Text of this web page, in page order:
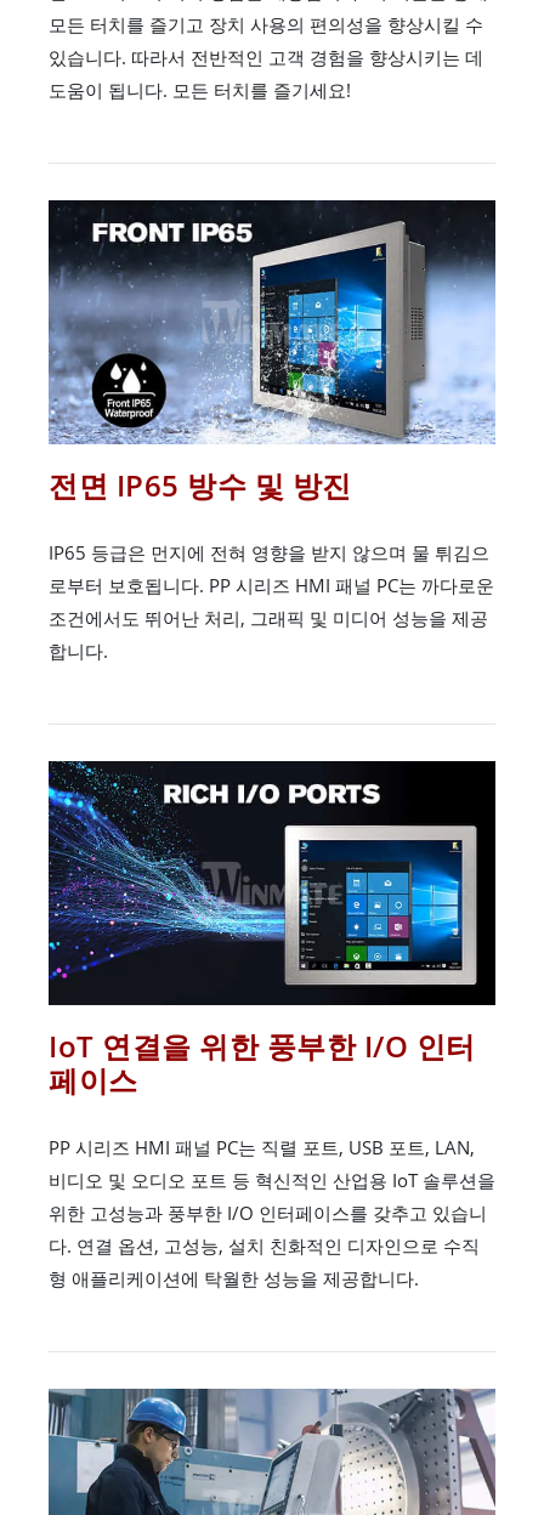
모든 터치를 즐기고 장치 사용의 편의성을 향상시킬 수
있습니다. 따라서 전반적인 고객 경험을 향상시키는 데
도움이 됩니다. 모든 터치를 즐기세요!
전면 IP65 방수 및 방진
IP65 등급은 먼지에 전혀 영향을 받지 않으며 물 튀김으
로부터 보호됩니다. PP 시리즈 HMI 패널 PC는 까다로운
조건에서도 뛰어난 처리, 그래픽 및 미디어 성능을 제공
합니다.
IoT 연결을 위한 풍부한 I/O 인터
페이스
PP 시리즈 HMI 패널 PC는 직렬 포트, USB 포트, LAN,
비디오 및 오디오 포트 등 혁신적인 산업용 IoT 솔루션을
위한 고성능과 풍부한 I/O 인터페이스를 갖추고 있습니
다. 연결 옵션, 고성능, 설치 친화적인 디자인으로 수직
형 애플리케이션에 탁월한 성능을 제공합니다.